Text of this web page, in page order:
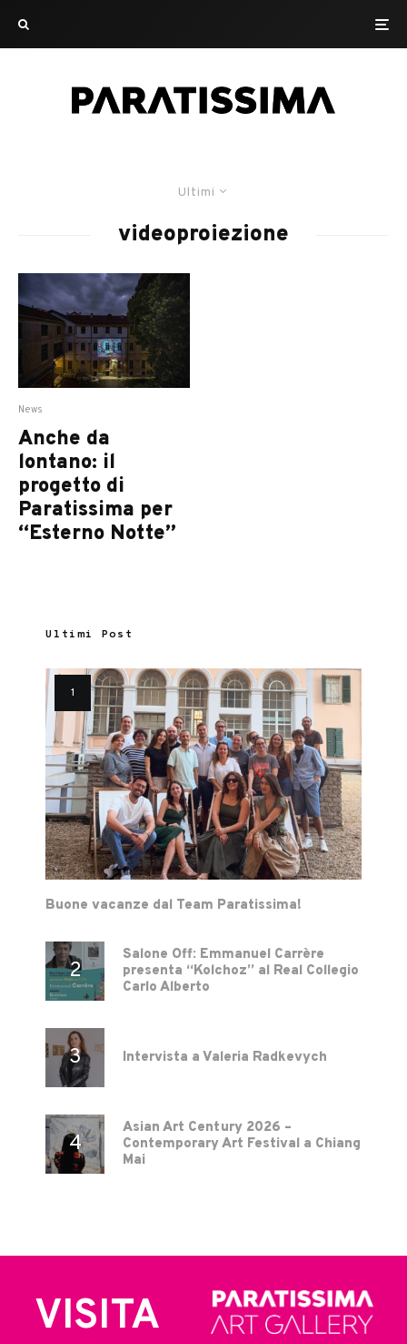
Ultimi
videoproiezione
News
Anche da
lontano: il
progetto di
Paratissima per
“Esterno Notte”
Ultimi Post
Buone vacanze dal Team Paratissima!
Salone Off: Emmanuel Carrère
presenta “Kolchoz” al Real Collegio
Carlo Alberto
Intervista a Valeria Radkevych
Asian Art Century 2026 –
Contemporary Art Festival a Chiang
Mai
VISITA